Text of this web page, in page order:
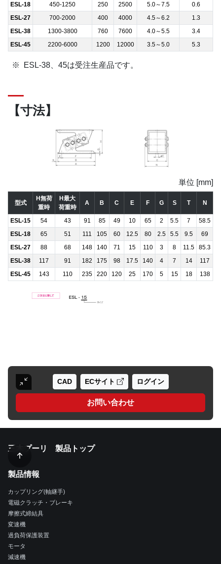
ESL-18
450-1250 250 2500 5.0～7.5
0.6
ESL-27
700-2000 400 4000 4.5～6.2
1.3
ESL-38
1300-3800 760 7600 4.0～5.5
3.4
ESL-45
2200-6000 1200 12000 3.5～5.0 5.3
ESL-38、45は受注生産品です。
【寸法】
単位 [mm]
型式
H無荷
重時
H最大
荷重時
A B C E F G S T N
ESL-15 54 43 91 85 49 10 65 2 5.5 7
58.5
ESL-18
65 51 111 105 60 12.5 80 2.5 5.5 9.5
69
ESL-27
88 68 148 140 71 15 110 3 8 11.5
85.3
ESL-38
117 91 182 175 98 17.5 140 4 7 14
117
ESL-45
143 110 235 220 120 25 170 5 15 18 138
CAD ECサイト ログイン
お問い合わせ
三木プーリ 製品トップ
製品情報
カップリング(軸継手)
電磁クラッチ・ブレーキ
摩擦式締結具
変速機
過負荷保護装置
モータ
減速機